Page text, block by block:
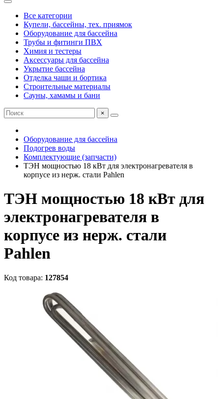
Все категории
Купели, бассейны, тех. приямок
Оборудование для бассейна
Трубы и фитинги ПВХ
Химия и тестеры
Аксессуары для бассейна
Укрытие бассейна
Отделка чаши и бортика
Строительные материалы
Сауны, хамамы и бани
×
Оборудование для бассейна
Подогрев воды
Комплектующие (запчасти)
ТЭН мощностью 18 кВт для электронагревателя в
корпусе из нерж. стали Pahlen
ТЭН мощностью 18 кВт для
электронагревателя в
корпусе из нерж. стали
Pahlen
Код товара: 127854